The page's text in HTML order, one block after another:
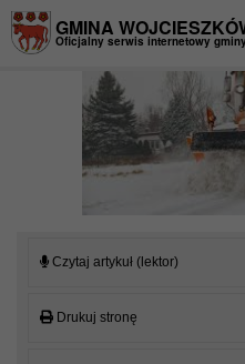
GMINA
Oficjalny serwis internetowy gminy
Czytaj artykuł (lektor)
Drukuj stronę